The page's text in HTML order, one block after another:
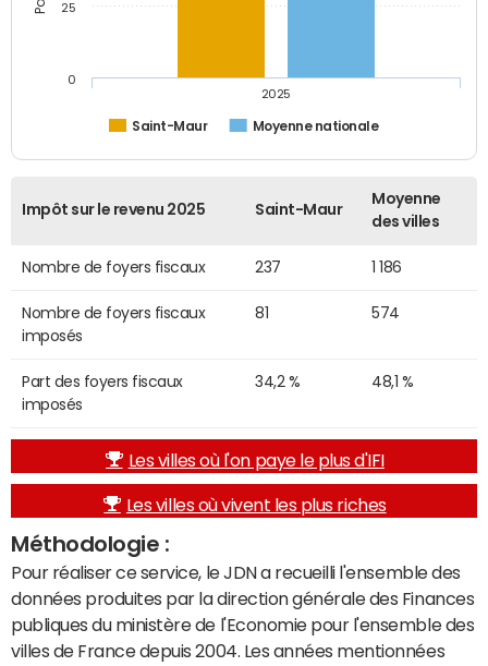
Saint-Maur Moyenne nationale
2025
0
25
Impôt sur le revenu 2025 Saint-Maur
Moyenne
des villes
Nombre de foyers fiscaux 237 1 186
Nombre de foyers fiscaux
imposés
81 574
Part des foyers fiscaux
imposés
34,2 % 48,1 %
Les villes où l'on paye le plus d'IFI
Les villes où vivent les plus riches
Méthodologie :
Pour réaliser ce service, le JDN a recueilli l'ensemble des
données produites par la direction générale des Finances
publiques du ministère de l'Economie pour l'ensemble des
villes de France depuis 2004. Les années mentionnées